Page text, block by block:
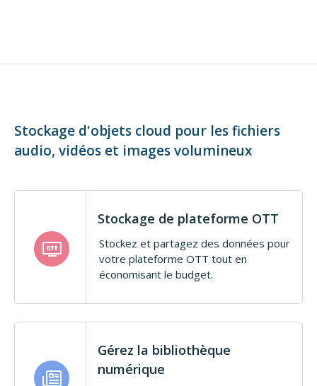
Stockage d'objets cloud pour les fichiers
audio, vidéos et images volumineux
Stockage de plateforme OTT
Stockez et partagez des données pour
votre plateforme OTT tout en
économisant le budget.
Gérez la bibliothèque
numérique